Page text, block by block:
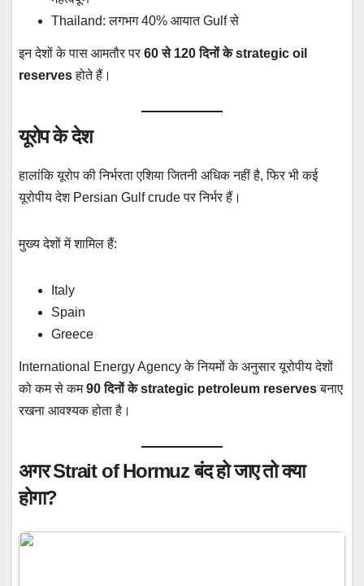
Thailand: लगभग 40% आयात Gulf से
इन देशों के पास आमतौर पर 60 से 120 दिनों के strategic oil
reservesहोते हैं।
यूरोप के देश
हालांकि यूरोप की निर्भरता एशिया जितनी अधिक नहीं है, फिर भी कई
यूरोपीय देश Persian Gulf crude पर निर्भर हैं।
मुख्य देशों में शामिल हैं:
Italy
Spain
Greece
International Energy Agency के नियमों के अनुसार यूरोपीय देशों
को कम से कम90 दिनों के strategic petroleum reservesबनाए
रखना आवश्यक होता है।
अगर Strait of Hormuz बंद हो जाए तो क्या
होगा?